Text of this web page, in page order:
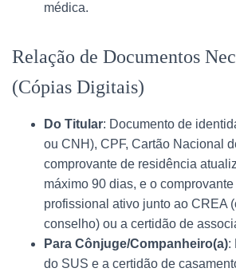
médica.
Relação de Documentos
(Cópias Digitais)
Do Titular: Documento de
ou CNH), CPF, Cartão Nacional
comprovante de residência
máximo 90 dias, e o
profissional ativo junto ao CREA
conselho) ou a certidão de
Para Cônjuge/Companheiro(a):
do SUS e a certidão de